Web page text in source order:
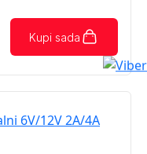
Kupi sada